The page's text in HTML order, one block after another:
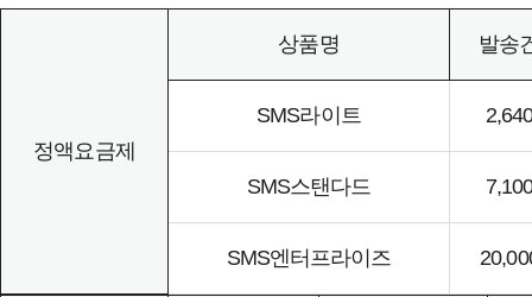
정액요금제
상품명 발송
SMS라이트
SMS스탠다드
SMS엔터프라이즈